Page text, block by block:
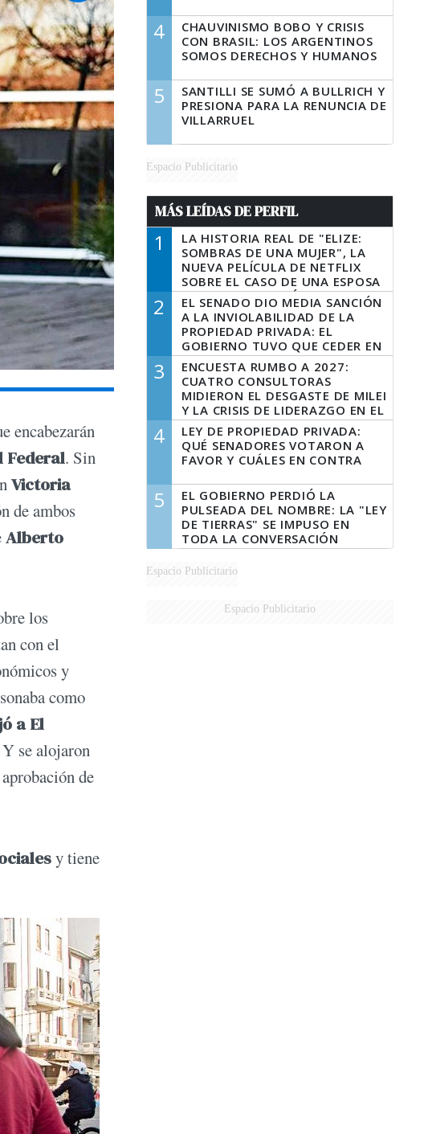
encabezarán
Federal. Sin
Victoria
de ambos
Alberto
los
con el
y
como
a El
se alojaron
de
y tiene
4
CHAUVINISMO BOBO Y CRISIS
CON BRASIL: LOS ARGENTINOS
SOMOS DERECHOS Y HUMANOS
5
SANTILLI SE SUMÓ A BULLRICH Y
PRESIONA PARA LA RENUNCIA DE
VILLARRUEL
Espacio Publicitario
MÁS LEÍDAS DE PERFIL
1
LA HISTORIA REAL DE "ELIZE:
SOMBRAS DE UNA MUJER", LA
NUEVA PELÍCULA DE NETFLIX
SOBRE EL CASO DE UNA ESPOSA
QUE DESCUARTIZÓ A SU
MARIDO
2
EL SENADO DIO MEDIA SANCIÓN
A LA INVIOLABILIDAD DE LA
PROPIEDAD PRIVADA: EL
GOBIERNO TUVO QUE CEDER EN
LA LEY DEL MANEJO DEL FUEGO
3
ENCUESTA RUMBO A 2027:
CUATRO CONSULTORAS
MIDIERON EL DESGASTE DE MILEI
Y LA CRISIS DE LIDERAZGO EN EL
PERONISMO
4
LEY DE PROPIEDAD PRIVADA:
QUÉ SENADORES VOTARON A
FAVOR Y CUÁLES EN CONTRA
5
EL GOBIERNO PERDIÓ LA
PULSEADA DEL NOMBRE: LA "LEY
DE TIERRAS" SE IMPUSO EN
TODA LA CONVERSACIÓN
DIGITAL
Espacio Publicitario
Espacio Publicitario